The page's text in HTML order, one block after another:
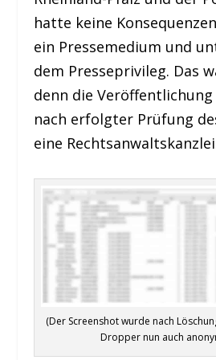
hatte keine
ein Pressemedium und
dem Presseprivileg. Das
denn die
nach erfolgter Prüfung
eine
(Der Screenshot wurde nach
Dropper nun auch